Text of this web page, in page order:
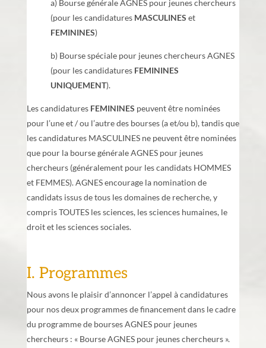
a) Bourse générale AGNES pour jeunes chercheurs
(pour les candidatures MASCULINES et
FEMININES)
b) Bourse spéciale pour jeunes chercheurs AGNES
(pour les candidatures FEMININES
UNIQUEMENT).
Les candidatures FEMININES peuvent être nominées
pour l’une et / ou l’autre des bourses (a et/ou b), tandis que
les candidatures MASCULINES ne peuvent être nominées
que pour la bourse générale AGNES pour jeunes
chercheurs (généralement pour les candidats HOMMES
et FEMMES). AGNES encourage la nomination de
candidats issus de tous les domaines de recherche, y
compris TOUTES les sciences, les sciences humaines, le
droit et les sciences sociales.
I. Programmes
Nous avons le plaisir d’annoncer l’appel à candidatures
pour nos deux programmes de financement dans le cadre
du programme de bourses AGNES pour jeunes
chercheurs : « Bourse AGNES pour jeunes chercheurs ».